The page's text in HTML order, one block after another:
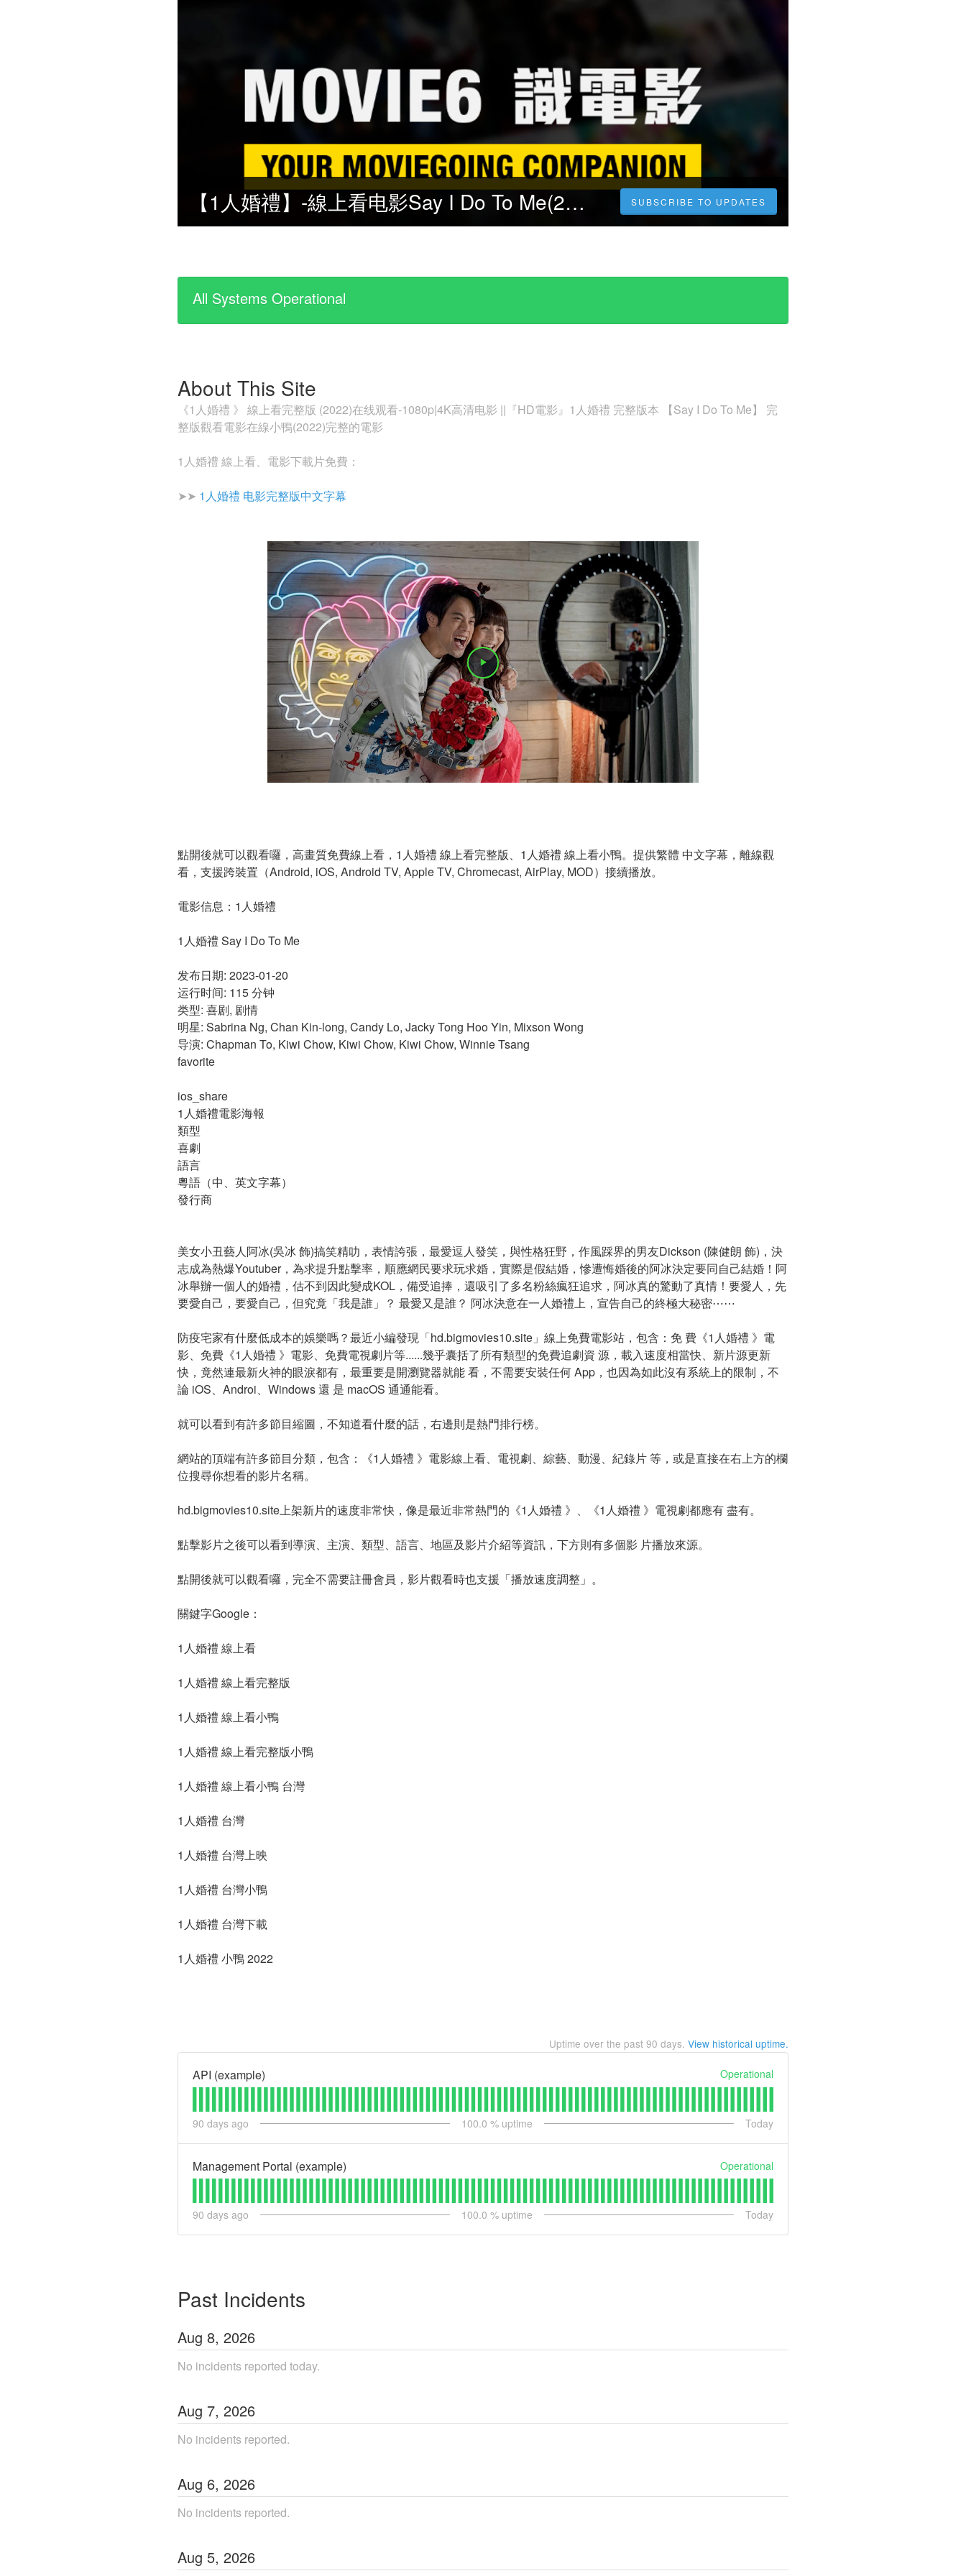
【1人婚禮】-線上看电影Say I Do To Me(2023)完整版中文字幕 SUBSCRIBE TO UPDATES
All Systems Operational
About This Site
《1人婚禮 》 線上看完整版 (2022)在线观看-1080p|4K高清电影 ||『HD電影』1人婚禮 完整版本 【Say I Do To Me】 完
整版觀看電影在線小鴨(2022)完整的電影
1人婚禮 線上看、電影下載片免費：
➤➤ 1人婚禮 电影完整版中文字幕
點開後就可以觀看囉，高畫質免費線上看，1人婚禮 線上看完整版、1人婚禮 線上看小鴨。提供繁體 中文字幕，離線觀
看，支援跨裝置（Android, iOS, Android TV, Apple TV, Chromecast, AirPlay, MOD）接續播放。
電影信息：1人婚禮
1人婚禮 Say I Do To Me
发布日期: 2023-01-20
运行时间: 115 分钟
类型: 喜剧, 剧情
明星: Sabrina Ng, Chan Kin-long, Candy Lo, Jacky Tong Hoo Yin, Mixson Wong
导演: Chapman To, Kiwi Chow, Kiwi Chow, Kiwi Chow, Winnie Tsang
favorite
ios_share
1人婚禮電影海報
類型
喜劇
語言
粵語（中、英文字幕）
發行商
美女小丑藝人阿冰(吳冰 飾)搞笑精叻，表情誇張，最愛逗人發笑，與性格狂野，作風踩界的男友Dickson (陳健朗 飾)，決
志成為熱爆Youtuber，為求提升點擊率，順應網民要求玩求婚，實際是假結婚，慘遭悔婚後的阿冰決定要同自己結婚！阿
冰舉辦一個人的婚禮，估不到因此變成KOL，備受追捧，還吸引了多名粉絲瘋狂追求，阿冰真的驚動了真情！要愛人，先
要愛自己，要愛自己，但究竟「我是誰」？ 最愛又是誰？ 阿冰決意在一人婚禮上，宣告自己的終極大秘密⋯⋯
防疫宅家有什麼低成本的娛樂嗎？最近小編發現「hd.bigmovies10.site」線上免費電影站，包含：免 費《1人婚禮 》電
影、免費《1人婚禮 》電影、免費電視劇片等......幾乎囊括了所有類型的免費追劇資 源，載入速度相當快、新片源更新
快，竟然連最新火神的眼淚都有，最重要是開瀏覽器就能 看，不需要安裝任何 App，也因為如此沒有系統上的限制，不
論 iOS、Androi、Windows 還 是 macOS 通通能看。
就可以看到有許多節目縮圖，不知道看什麼的話，右邊則是熱門排行榜。
網站的頂端有許多節目分類，包含：《1人婚禮 》電影線上看、電視劇、綜藝、動漫、紀錄片 等，或是直接在右上方的欄
位搜尋你想看的影片名稱。
hd.bigmovies10.site上架新片的速度非常快，像是最近非常熱門的《1人婚禮 》、《1人婚禮 》電視劇都應有 盡有。
點擊影片之後可以看到導演、主演、類型、語言、地區及影片介紹等資訊，下方則有多個影 片播放來源。
點開後就可以觀看囉，完全不需要註冊會員，影片觀看時也支援「播放速度調整」。
關鍵字Google：
1人婚禮 線上看
1人婚禮 線上看完整版
1人婚禮 線上看小鴨
1人婚禮 線上看完整版小鴨
1人婚禮 線上看小鴨 台灣
1人婚禮 台灣
1人婚禮 台灣上映
1人婚禮 台灣小鴨
1人婚禮 台灣下載
1人婚禮 小鴨 2022
Uptime over the past 90 days. View historical uptime.
API (example) Operational
90 days ago 100.0 % uptime Today
Management Portal (example) Operational
90 days ago 100.0 % uptime Today
Past Incidents
Aug 8, 2026
No incidents reported today.
Aug 7, 2026
No incidents reported.
Aug 6, 2026
No incidents reported.
Aug 5, 2026